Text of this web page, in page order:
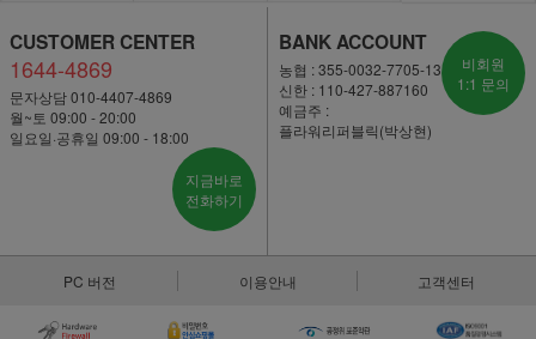
CUSTOMER CENTER
1644-4869
문자상담 010-4407-4869
월~토 09:00 - 20:00
일요일·공휴일 09:00 - 18:00
지금바로
전화하기
BANK ACCOUNT
농협 : 355-0032-7705-13
신한 : 110-427-887160
예금주 :
플라워리퍼블릭(박상현)
비회원
1:1 문의
PC 버전 이용안내 고객센터